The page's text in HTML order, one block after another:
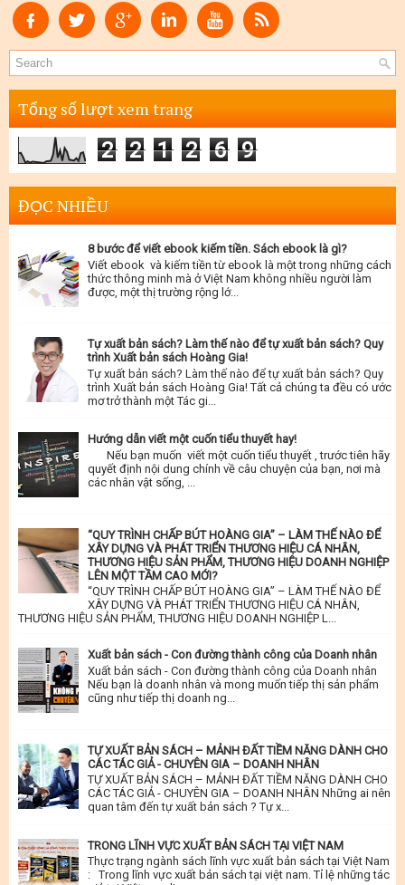
Tổng số lượt xem trang
2 2 1 2 6 9
ĐỌC NHIỀU
8 bước để viết ebook kiếm tiền. Sách ebook là gì?
Viết ebook và kiếm tiền từ ebook là một trong những cách
thức thông minh mà ở Việt Nam không nhiều người làm
được, một thị trường rộng lớ...
Tự xuất bản sách? Làm thế nào để tự xuất bản sách? Quy
trình Xuất bản sách Hoàng Gia!
Tự xuất bản sách? Làm thế nào để tự xuất bản sách? Quy
trình Xuất bản sách Hoàng Gia! Tất cả chúng ta đều có ước
mơ trở thành một Tác gi...
Hướng dẫn viết một cuốn tiểu thuyết hay!
Nếu bạn muốn viết một cuốn tiểu thuyết , trước tiên hãy
quyết định nội dung chính về câu chuyện của bạn, nơi mà
các nhân vật sống, ...
“QUY TRÌNH CHẤP BÚT HOÀNG GIA” – LÀM THẾ NÀO ĐỂ
XÂY DỰNG VÀ PHÁT TRIỂN THƯƠNG HIỆU CÁ NHÂN,
THƯƠNG HIỆU SẢN PHẨM, THƯƠNG HIỆU DOANH NGHIỆP
LÊN MỘT TẦM CAO MỚI?
“QUY TRÌNH CHẤP BÚT HOÀNG GIA” – LÀM THẾ NÀO ĐỂ
XÂY DỰNG VÀ PHÁT TRIỂN THƯƠNG HIỆU CÁ NHÂN,
THƯƠNG HIỆU SẢN PHẨM, THƯƠNG HIỆU DOANH NGHIỆP L...
Xuất bản sách - Con đường thành công của Doanh nhân
Xuất bản sách - Con đường thành công của Doanh nhân
Nếu bạn là doanh nhân và mong muốn tiếp thị sản phẩm
cũng như tiếp thị doanh ng...
TỰ XUẤT BẢN SÁCH – MẢNH ĐẤT TIỀM NĂNG DÀNH CHO
CÁC TÁC GIẢ - CHUYÊN GIA – DOANH NHÂN
TỰ XUẤT BẢN SÁCH – MẢNH ĐẤT TIỀM NĂNG DÀNH CHO
CÁC TÁC GIẢ - CHUYÊN GIA – DOANH NHÂN Những ai nên
quan tâm đến tự xuất bản sách ? Tự x...
TRONG LĨNH VỰC XUẤT BẢN SÁCH TẠI VIỆT NAM
Thực trạng ngành sách lĩnh vực xuất bản sách tại Việt Nam
: Trong lĩnh vực xuất bản sách tại việt nam. Tỉ lệ những tác